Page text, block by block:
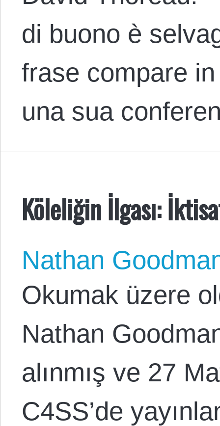
di buono è
frase compare
una sua
Köleliğin İlgası:
Nathan
Okumak üzere
Nathan
alınmış ve 27
C4SS’de